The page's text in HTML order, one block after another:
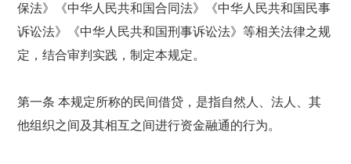
保法》《中华人民共和国合同法》《中华人民共和国民事
诉讼法》《中华人民共和国刑事诉讼法》等相关法律之规
定，结合审判实践，制定本规定。
第一条 本规定所称的民间借贷，是指自然人、法人、其
他组织之间及其相互之间进行资金融通的行为。